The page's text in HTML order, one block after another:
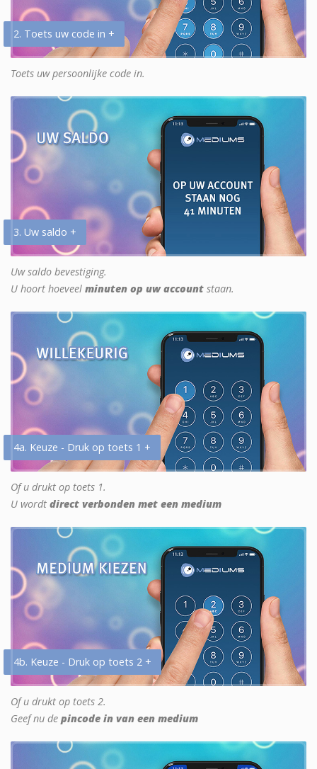
2. Toets uw code in +
Toets uw persoonlijke code in.
3. Uw saldo +
Uw saldo bevestiging.
U hoort hoeveel minuten op uw account staan.
4a. Keuze - Druk op toets 1 +
Of u drukt op toets 1.
U wordt direct verbonden met een medium
4b. Keuze - Druk op toets 2 +
Of u drukt op toets 2.
Geef nu de pincode in van een medium